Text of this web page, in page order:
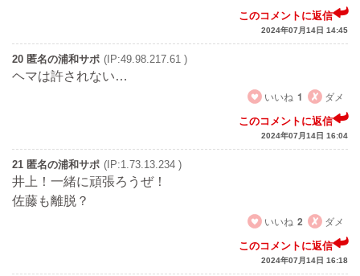
このコメントに返信
2024年07月14日 14:45
20 匿名の浦和サポ (IP:49.98.217.61 )
ヘマは許されない…
いいね 1 ダメ
このコメントに返信
2024年07月14日 16:04
21 匿名の浦和サポ (IP:1.73.13.234 )
井上！一緒に頑張ろうぜ！
佐藤も離脱？
いいね 2 ダメ
このコメントに返信
2024年07月14日 16:18